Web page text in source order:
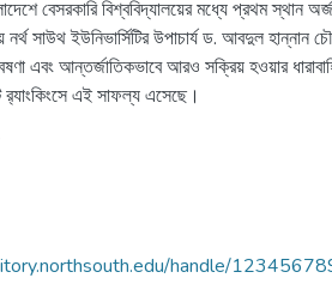
বেসরকারি বিশ্ববিদ্যালয়ের মধ্যে প্রথম
নর্থ সাউথ ইউনিভার্সিটির উপাচার্য ড. আবদুল হান্নান
এবং আন্তর্জাতিকভাবে আরও সক্রিয় হওয়ার
এই সাফল্য এসেছে।
handle/